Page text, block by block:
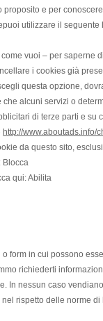
e per
utilizzare il seguente
vuoi – per saperne
i cookies già
questa opzione,
alcuni servizi o
di terze parti e su
http://www.aboutads.info/
da questo sito,
Blocca
qui:Abilita
o form in cui possono
richiederti
In nessun caso
rispetto delle norme